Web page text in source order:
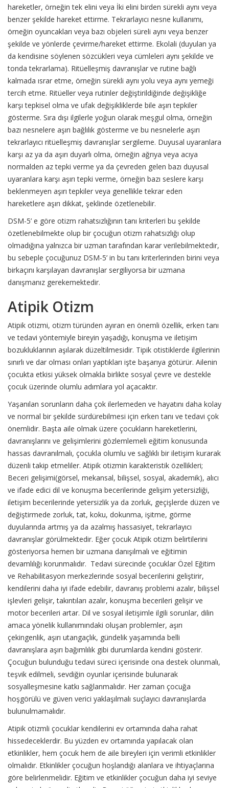
hareketler, örneğin tek elini veya İki elini birden sürekli aynı veya
benzer şekilde hareket ettirme. Tekrarlayıcı nesne kullanımı,
örneğin oyuncakları veya bazı objeleri süreli aynı veya benzer
şekilde ve yönlerde çevirme/hareket ettirme. Ekolali (duyulan ya
da kendisine söylenen sözcükleri veya cümleleri aynı şekilde ve
tonda tekrarlama). Ritüelleşmiş davranışlar ve rutine bağlı
kalmada ısrar etme, örneğin sürekli aynı yolu veya aynı yemeği
tercih etme. Ritüeller veya rutinler değiştirildiğinde değişikliğe
karşı tepkisel olma ve ufak değişikliklerde bile aşırı tepkiler
gösterme. Sıra dışı ilgilerle yoğun olarak meşgul olma, örneğin
bazı nesnelere aşırı bağlılık gösterme ve bu nesnelerle aşırı
tekrarlayıcı ritüelleşmiş davranışlar sergileme. Duyusal uyaranlara
karşı az ya da aşırı duyarlı olma, örneğin ağrıya veya acıya
normalden az tepki verme ya da çevreden gelen bazı duyusal
uyaranlara karşı aşırı tepki verme, örneğin bazı seslere karşı
beklenmeyen aşırı tepkiler veya genellikle tekrar eden
hareketlere aşırı dikkat, şeklinde özetlenebilir.
DSM-5’ e göre otizm rahatsızlığının tanı kriterleri bu şekilde
özetlenebilmekte olup bir çocuğun otizm rahatsızlığı olup
olmadığına yalnızca bir uzman tarafından karar verilebilmektedir,
bu sebeple çocuğunuz DSM-5’ in bu tanı kriterlerinden birini veya
birkaçını karşılayan davranışlar sergiliyorsa bir uzmana
danışmanız gerekemektedir.
Atipik Otizm
Atipik otizmi, otizm türünden ayıran en önemli özellik, erken tanı
ve tedavi yöntemiyle bireyin yaşadığı, konuşma ve iletişim
bozukluklarının aşılarak düzeltilmesidir. Tipik otistiklerde ilgilerinin
sınırlı ve dar olması onları yaptıkları işte başarıya götürür. Ailenin
çocukta etkisi yüksek olmakla birlikte sosyal çevre ve destekle
çocuk üzerinde olumlu adımlara yol açacaktır.
Yaşanılan sorunların daha çok ilerlemeden ve hayatını daha kolay
ve normal bir şekilde sürdürebilmesi için erken tanı ve tedavi çok
önemlidir. Başta aile olmak üzere çocukların hareketlerini,
davranışlarını ve gelişimlerini gözlemlemeli eğitim konusunda
hassas davranılmalı, çocukla olumlu ve sağlıklı bir iletişim kurarak
düzenli takip etmeliler. Atipik otizmin karakteristik özellikleri;
Beceri gelişimi(görsel, mekansal, bilişsel, sosyal, akademik), alıcı
ve ifade edici dil ve konuşma becerilerinde gelişim yetersizliği,
iletişim becerilerinde yetersizlik ya da zorluk, geçişlerde düzen ve
değiştirmede zorluk, tat, koku, dokunma, işitme, görme
duyularında artmış ya da azalmış hassasiyet, tekrarlayıcı
davranışlar görülmektedir. Eğer çocuk Atipik otizm belirtilerini
gösteriyorsa hemen bir uzmana danışılmalı ve eğitimin
devamlılığı korunmalıdır. Tedavi sürecinde çocuklar Özel Eğitim
ve Rehabilitasyon merkezlerinde sosyal becerilerini geliştirir,
kendilerini daha iyi ifade edebilir, davranış problemi azalır, bilişsel
işlevleri gelişir, takıntıları azalır, konuşma becerileri gelişir ve
motor becerileri artar. Dil ve sosyal iletişimle ilgili sorunlar, dilin
amaca yönelik kullanımındaki oluşan problemler, aşırı
çekingenlik, aşırı utangaçlık, gündelik yaşamında belli
davranışlara aşırı bağımlılık gibi durumlarda kendini gösterir.
Çocuğun bulunduğu tedavi süreci içerisinde ona destek olunmalı,
teşvik edilmeli, sevdiğin oyunlar içerisinde bulunarak
sosyalleşmesine katkı sağlanmalıdır. Her zaman çocuğa
hoşgörülü ve güven verici yaklaşılmalı suçlayıcı davranışlarda
bulunulmamalıdır.
Atipik otizmli çocuklar kendilerini ev ortamında daha rahat
hissedeceklerdir. Bu yüzden ev ortamında yapılacak olan
etkinlikler, hem çocuk hem de aile bireyleri için verimli etkinlikler
olmalıdır. Etkinlikler çocuğun hoşlandığı alanlara ve ihtiyaçlarına
göre belirlenmelidir. Eğitim ve etkinlikler çocuğun daha iyi seviye